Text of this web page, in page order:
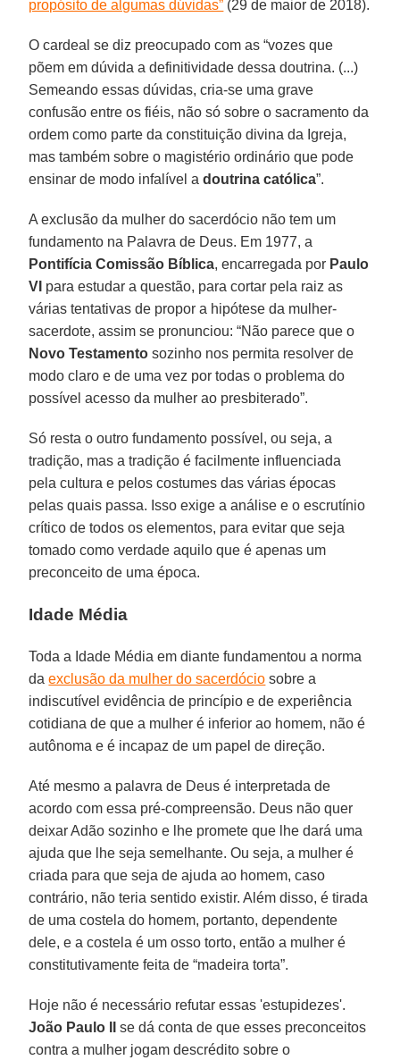
propósito de algumas dúvidas” (29 de maior de 2018).
O cardeal se diz preocupado com as “vozes que
põem em dúvida a definitividade dessa doutrina. (...)
Semeando essas dúvidas, cria-se uma grave
confusão entre os fiéis, não só sobre o sacramento da
ordem como parte da constituição divina da Igreja,
mas também sobre o magistério ordinário que pode
ensinar de modo infalível adoutrina católica”.
A exclusão da mulher do sacerdócio não tem um
fundamento na Palavra de Deus. Em 1977, a
Pontifícia Comissão Bíblica, encarregada por Paulo
VI para estudar a questão, para cortar pela raiz as
várias tentativas de propor a hipótese da mulher-
sacerdote, assim se pronunciou: “Não parece que o
Novo Testamento sozinho nos permita resolver de
modo claro e de uma vez por todas o problema do
possível acesso da mulher ao presbiterado”.
Só resta o outro fundamento possível, ou seja, a
tradição, mas a tradição é facilmente influenciada
pela cultura e pelos costumes das várias épocas
pelas quais passa. Isso exige a análise e o escrutínio
crítico de todos os elementos, para evitar que seja
tomado como verdade aquilo que é apenas um
preconceito de uma época.
Idade Média
Toda a Idade Média em diante fundamentou a norma
daexclusão da mulher do sacerdócio sobre a
indiscutível evidência de princípio e de experiência
cotidiana de que a mulher é inferior ao homem, não é
autônoma e é incapaz de um papel de direção.
Até mesmo a palavra de Deus é interpretada de
acordo com essa pré-compreensão. Deus não quer
deixar Adão sozinho e lhe promete que lhe dará uma
ajuda que lhe seja semelhante. Ou seja, a mulher é
criada para que seja de ajuda ao homem, caso
contrário, não teria sentido existir. Além disso, é tirada
de uma costela do homem, portanto, dependente
dele, e a costela é um osso torto, então a mulher é
constitutivamente feita de “madeira torta”.
Hoje não é necessário refutar essas 'estupidezes'.
João Paulo II
se dá conta de que esses preconceitos
contra a mulher jogam descrédito sobre o